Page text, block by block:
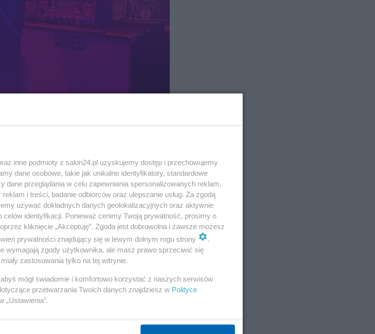
POPRZEDNIE 13 z 22 NASTĘPNE
inne podmioty z salon24.pl uzyskujemy dostęp i przechowujemy
dane osobowe, takie jak unikalne identyfikatory, standardowe
dane przeglądania w celu zapewniania spersonalizowanych reklam,
i treści, badanie odbiorców oraz ulepszanie usług. Za zgodą
używać dokładnych danych geolokalizacyjnych oraz aktywnie
identyfikacji. Ponieważ cenimy Twoją prywatność, prosimy o
kliknięcie „Akceptuję”. Zgoda jest dobrowolna i zawsze możesz
prywatności znajdujący się w lewym dolnym rogu strony
.
wymagają zgody użytkownika, ale masz prawo sprzeciwić się
zastosowania tylko na tej witrynie.
mógł świadomie i komfortowo korzystać z naszych serwisów
przetwarzania Twoich danych znajdziesz w Polityce
„Ustawienia”.